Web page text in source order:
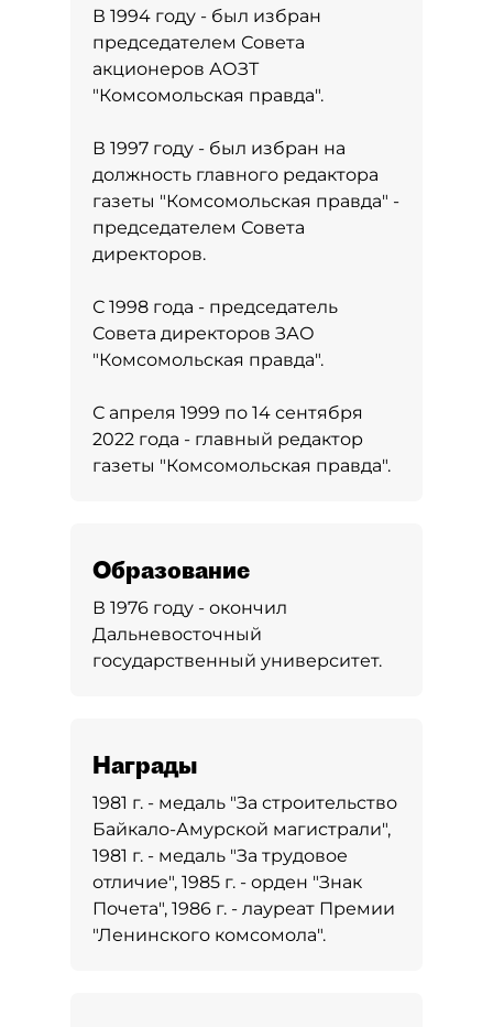
В 1994 году - был избран
председателем Совета
акционеров АОЗТ
"Комсомольская правда".
В 1997 году - был избран на
должность главного редактора
газеты "Комсомольская правда" -
председателем Совета
директоров.
С 1998 года - председатель
Совета директоров ЗАО
"Комсомольская правда".
С апреля 1999 по 14 сентября
2022 года - главный редактор
газеты "Комсомольская правда".
Образование
В 1976 году - окончил
Дальневосточный
государственный университет.
Награды
1981 г. - медаль "За строительство
Байкало-Амурской магистрали",
1981 г. - медаль "За трудовое
отличие", 1985 г. - орден "Знак
Почета", 1986 г. - лауреат Премии
"Ленинского комсомола".